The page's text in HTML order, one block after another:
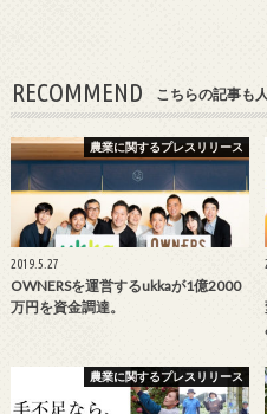
RECOMMEND こちらの記事も
農業に関するプレスリリース
2019.5.27
OWNERSを運営するukkaが1億2000
万円を資金調達。
農業に関するプレスリリース